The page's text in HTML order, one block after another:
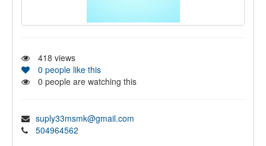
418 views
0 people like this
0 people are watching this
suply33msmk@gmail.com
504964562